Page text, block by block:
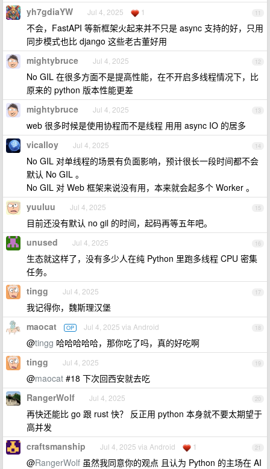
11
yh7gdiaYW Jul 4, 2025 1
不会，FastAPI 等新框架火起来并不只是 async 支持的好，只用
同步模式也比 django 这些老古董好用
12
mightybruce Jul 4, 2025
No GIL 在很多方面不是提高性能，在不开启多线程情况下，比
原来的 python 版本性能更差
13
mightybruce Jul 4, 2025
web 很多时候是使用协程而不是线程 用用 async IO 的居多
14
vicalloy Jul 4, 2025
No GIL 对单线程的场景有负面影响，预计很长一段时间都不会
默认 No GIL 。
No GIL 对 Web 框架来说没有用，本来就会起多个 Worker 。
15
yuuluu Jul 4, 2025
目前还没有默认 no gil 的时间，起码再等五年吧。
16
unused Jul 4, 2025
生态就这样了，没有多少人在纯 Python 里跑多线程 CPU 密集
任务。
17
tingg Jul 4, 2025
我记得你，魏斯理汉堡
18
maocat OP Jul 4, 2025 via Android
@tingg 哈哈哈哈哈，那你吃了吗，真的好吃啊
19
tingg Jul 4, 2025
@maocat #18 下次回西安就去吃
20
RangerWolf Jul 4, 2025
再快还能比 go 跟 rust 快？ 反正用 python 本身就不要太期望于
高并发
21
craftsmanship Jul 4, 2025 via Android 1
@RangerWolf 虽然我同意你的观点 且认为 Python 的主场在 AI